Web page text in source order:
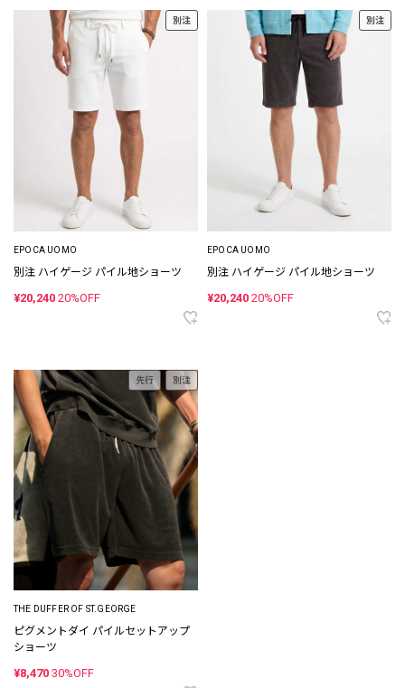
別注
EPOCA UOMO
別注 ハイゲージ パイル地ショーツ
¥20,240 20%OFF
別注
EPOCA UOMO
別注 ハイゲージ パイル地ショーツ
¥20,240 20%OFF
先行 別注
THE DUFFER OF ST.GEORGE
ピグメントダイ パイルセットアップ
ショーツ
¥8,470 30%OFF